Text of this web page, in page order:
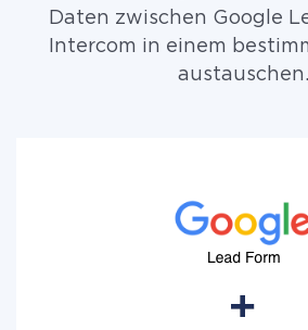
Daten zwischen Google
Intercom in einem
austauschen.